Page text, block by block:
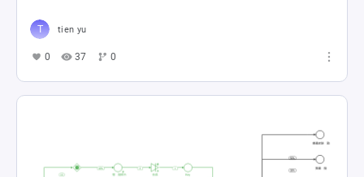
tien yu
0 37 0